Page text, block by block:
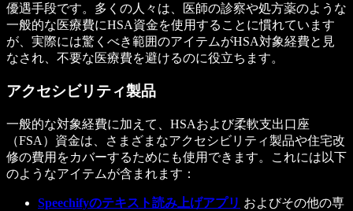
優遇手段です。多くの人々は、医師の診察や処方薬のような
一般的な医療費にHSA資金を使用することに慣れています
が、実際には驚くべき範囲のアイテムがHSA対象経費と見
なされ、不要な医療費を避けるのに役立ちます。
アクセシビリティ製品
一般的な対象経費に加えて、HSAおよび柔軟支出口座
（FSA）資金は、さまざまなアクセシビリティ製品や住宅改
修の費用をカバーするためにも使用できます。これには以下
のようなアイテムが含まれます：
Speechifyのテキスト読み上げアプリ およびその他の専